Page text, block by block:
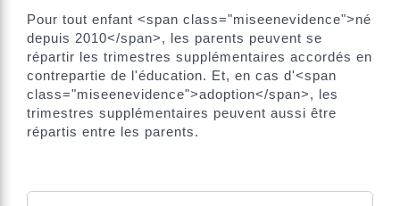
Pour tout enfant <span class="miseenevidence">né
depuis 2010</span>, les parents peuvent se
répartir les trimestres supplémentaires accordés en
contrepartie de l'éducation. Et, en cas d'<span
class="miseenevidence">adoption</span>, les
trimestres supplémentaires peuvent aussi être
répartis entre les parents.